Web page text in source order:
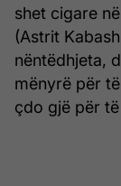
shet cigare
(Astrit
nëntëdhjeta,
mënyrë për
çdo gjë për